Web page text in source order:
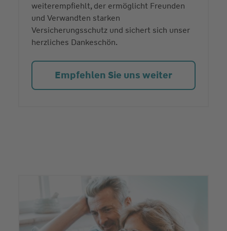
weiterempfiehlt, der ermöglicht Freunden
und Verwandten starken
Versicherungsschutz und sichert sich unser
herzliches Dankeschön.
Empfehlen Sie uns weiter